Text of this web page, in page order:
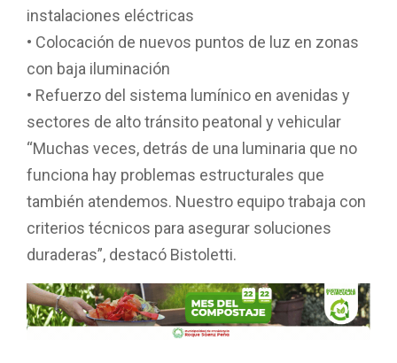
instalaciones eléctricas
• Colocación de nuevos puntos de luz en zonas
con baja iluminación
• Refuerzo del sistema lumínico en avenidas y
sectores de alto tránsito peatonal y vehicular
“Muchas veces, detrás de una luminaria que no
funciona hay problemas estructurales que
también atendemos. Nuestro equipo trabaja con
criterios técnicos para asegurar soluciones
duraderas”, destacó Bistoletti.